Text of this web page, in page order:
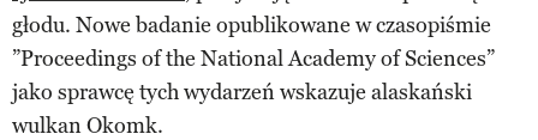
głodu. Nowe badanie opublikowane w czasopiśmie
”Proceedings of the National Academy of Sciences”
jako sprawcę tych wydarzeń wskazuje alaskański
wulkan Okomk.